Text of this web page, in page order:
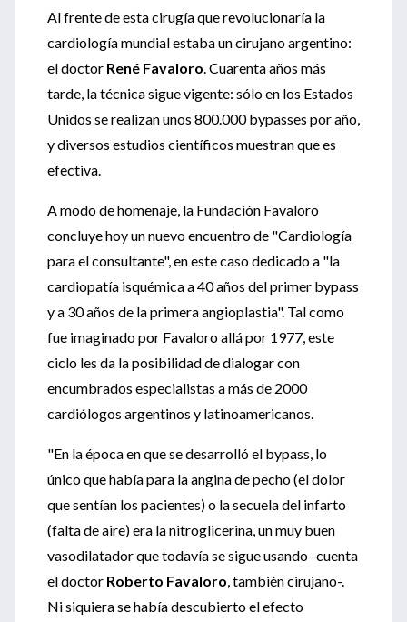
Al frente de esta cirugía que revolucionaría la
cardiología mundial estaba un cirujano argentino:
el doctor René Favaloro. Cuarenta años más
tarde, la técnica sigue vigente: sólo en los Estados
Unidos se realizan unos 800.000 bypasses por año,
y diversos estudios científicos muestran que es
efectiva.
A modo de homenaje, la Fundación Favaloro
concluye hoy un nuevo encuentro de "Cardiología
para el consultante", en este caso dedicado a "la
cardiopatía isquémica a 40 años del primer bypass
y a 30 años de la primera angioplastia". Tal como
fue imaginado por Favaloro allá por 1977, este
ciclo les da la posibilidad de dialogar con
encumbrados especialistas a más de 2000
cardiólogos argentinos y latinoamericanos.
"En la época en que se desarrolló el bypass, lo
único que había para la angina de pecho (el dolor
que sentían los pacientes) o la secuela del infarto
(falta de aire) era la nitroglicerina, un muy buen
vasodilatador que todavía se sigue usando -cuenta
el doctor Roberto Favaloro, también cirujano-.
Ni siquiera se había descubierto el efecto